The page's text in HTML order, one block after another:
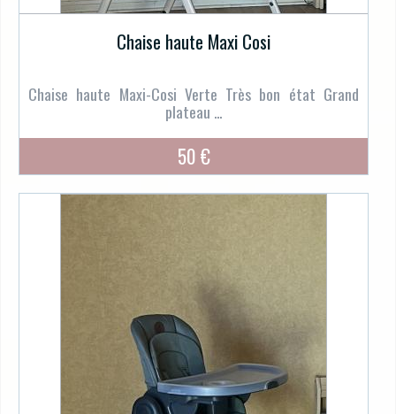
Chaise haute Maxi Cosi
Chaise haute Maxi-Cosi Verte Très bon état Grand
plateau ...
50 €